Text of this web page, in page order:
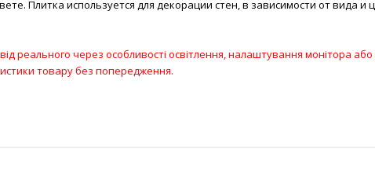
Плитка используется для декорации стен, в зависимости от вида
реального через особливості освітлення, налаштування монітора
товару без попередження.